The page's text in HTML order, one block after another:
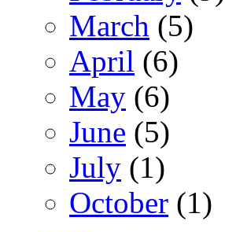
March (5)
April (6)
May (6)
June (5)
July (1)
October (1)